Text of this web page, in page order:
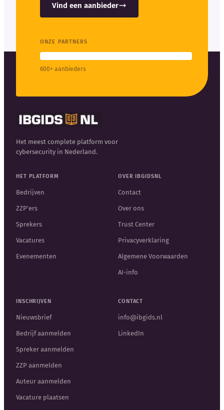
Vind een aanbieder
ONZE PARTNERS
600+ aanbieders
Het meest complete platform voor
cybersecurity in Nederland.
HET PLATFORM
Bedrijven
ZZP'ers
Sprekers
Vacatures
Evenementen
OVER IBGIDSNL
Contact
Over ons
Trust Center
Privacyverklaring
Algemene Voorwaarden
AI-info
INSCHRIJVEN
Nieuwsbrief
Bedrijf aanmelden
Spreker aanmelden
ZZP aanmelden
Auteur aanmelden
Vacature plaatsen
CONTACT
info@ibgids.nl
LinkedIn